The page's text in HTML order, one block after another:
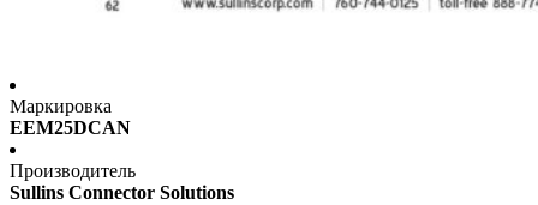
Маркировка
EEM25DCAN
Производитель
Sullins Connector Solutions